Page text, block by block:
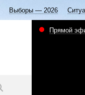
Выборы — 2026
Прямой